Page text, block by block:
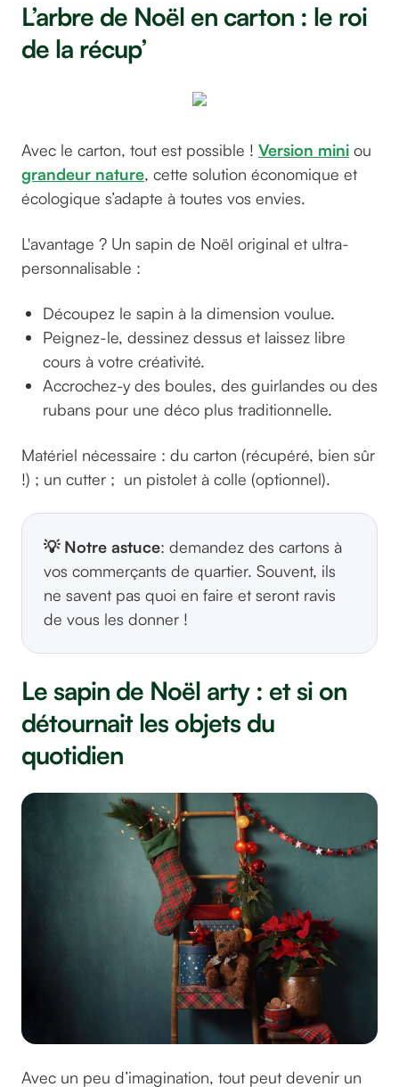
L’arbre de Noël en carton : le roi
de la récup’
Avec le carton, tout est possible ! Version mini ou
grandeur nature, cette solution économique et
écologique s’adapte à toutes vos envies.
L'avantage ? Un sapin de Noël original et ultra-
personnalisable :
Découpez le sapin à la dimension voulue.
Peignez-le, dessinez dessus et laissez libre
cours à votre créativité.
Accrochez-y des boules, des guirlandes ou des
rubans pour une déco plus traditionnelle.
Matériel nécessaire : du carton (récupéré, bien sûr
!) ; un cutter ; un pistolet à colle (optionnel).
💡 Notre astuce: demandez des cartons à
vos commerçants de quartier. Souvent, ils
ne savent pas quoi en faire et seront ravis
de vous les donner !
Le sapin de Noël arty : et si on
détournait les objets du
quotidien
Avec un peu d’imagination, tout peut devenir un